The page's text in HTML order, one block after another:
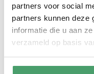
partners voor social
partners kunnen deze
informatie die u aan
verzameld op basis
Royal Albert
Royal Albert Old
Groot